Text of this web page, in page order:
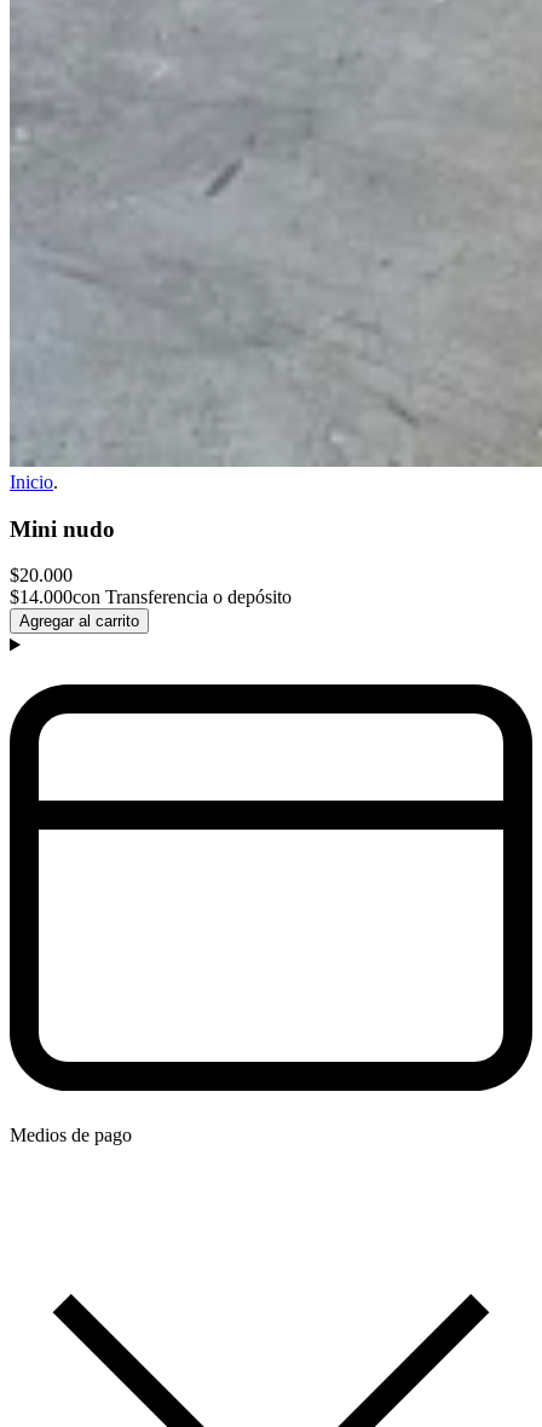
Inicio.
Mini nudo
$20.000
$14.000con Transferencia o depósito
Agregar al carrito
Medios de pago